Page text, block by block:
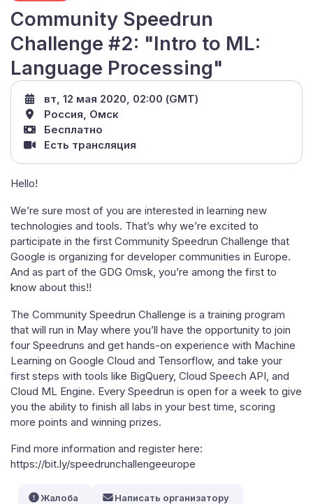
Community Speedrun
Challenge #2: "Intro to ML:
Language Processing"
Hello!
We’re sure most of you are interested in learning new
technologies and tools. That’s why we’re excited to
participate in the first Community Speedrun Challenge that
Google is organizing for developer communities in Europe.
And as part of the GDG Omsk, you’re among the first to
know about this!!
The Community Speedrun Challenge is a training program
that will run in May where you’ll have the opportunity to join
four Speedruns and get hands-on experience with Machine
Learning on Google Cloud and Tensorflow, and take your
first steps with tools like BigQuery, Cloud Speech API, and
Cloud ML Engine. Every Speedrun is open for a week to give
you the ability to finish all labs in your best time, scoring
more points and winning prizes.
Find more information and register here:
https://bit.ly/speedrunchallengeeurope
вт, 12 мая 2020, 02:00 (GMT)
Россия, Омск
Бесплатно
Есть трансляция
Жалоба Написать организатору